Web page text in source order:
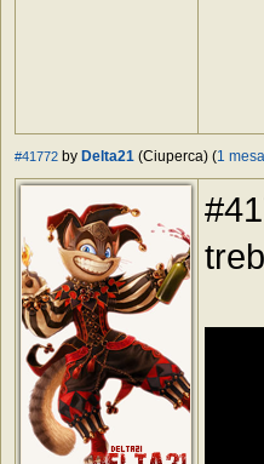
#41772 by Delta21 (Ciuperca) (1